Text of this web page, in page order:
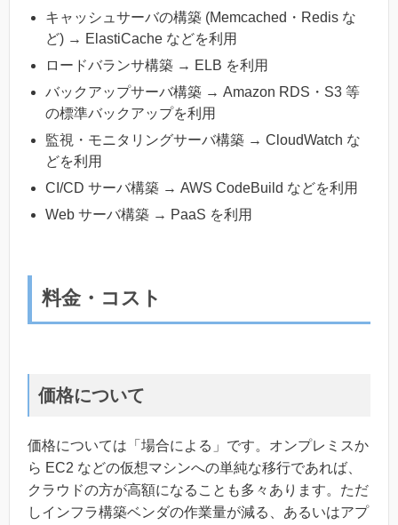
キャッシュサーバの構築 (Memcached・Redis な
ど) → ElastiCache などを利用
ロードバランサ構築 → ELB を利用
バックアップサーバ構築 → Amazon RDS・S3 等
の標準バックアップを利用
監視・モニタリングサーバ構築 → CloudWatch な
どを利用
CI/CD サーバ構築 → AWS CodeBuild などを利用
Web サーバ構築 → PaaS を利用
料金・コスト
価格について
価格については「場合による」です。オンプレミスか
ら EC2 などの仮想マシンへの単純な移行であれば、
クラウドの方が高額になることも多々あります。ただ
しインフラ構築ベンダの作業量が減る、あるいはアプ